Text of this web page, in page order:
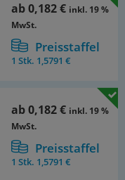
ab0,182 € inkl. 19 %
MwSt.
Preisstaffel
1 Stk. 1,5791 €
ab0,182 € inkl. 19 %
MwSt.
Preisstaffel
1 Stk. 1,5791 €